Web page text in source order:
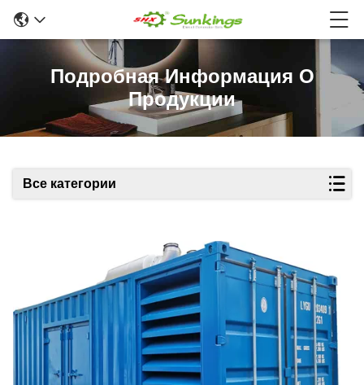
Подробная Информация О
Продукции
Все категории